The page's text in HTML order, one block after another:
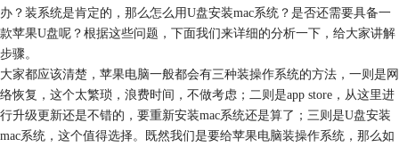
办？装系统是肯定的，那么怎么用U盘安装mac系统？是否还需要具备一
款苹果U盘呢？根据这些问题，下面我们来详细的分析一下，给大家讲解
步骤。
大家都应该清楚，苹果电脑一般都会有三种装操作系统的方法，一则是网
络恢复，这个太繁琐，浪费时间，不做考虑；二则是app store，从这里进
行升级更新还是不错的，要重新安装mac系统还是算了；三则是U盘安装
mac系统，这个值得选择。既然我们是要给苹果电脑装操作系统，那么如